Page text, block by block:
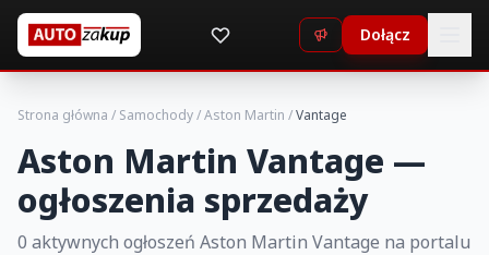
Dołącz
Strona główna / Samochody/Aston Martin /Vantage
Aston Martin Vantage —
ogłoszenia sprzedaży
0 aktywnych ogłoszeń Aston Martin Vantage na portalu